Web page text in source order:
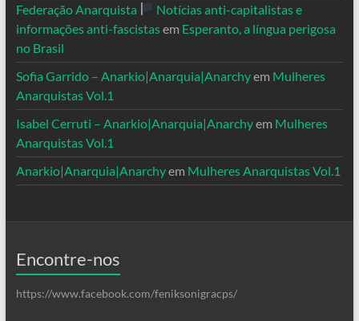
Federação Anarquista
Notícias anti-capitalistas e
informações anti-fascistasem Esperanto, a língua perigosa
no Brasil
Sofia Garrido – Anarkio|Anarquia|Anarchyem Mulheres
Anarquistas Vol.1
Isabel Cerruti – Anarkio|Anarquia|Anarchyem Mulheres
Anarquistas Vol.1
Anarkio|Anarquia|Anarchyem Mulheres Anarquistas Vol.1
Encontre-nos
https://www.facebook.com/feniksonigracps/